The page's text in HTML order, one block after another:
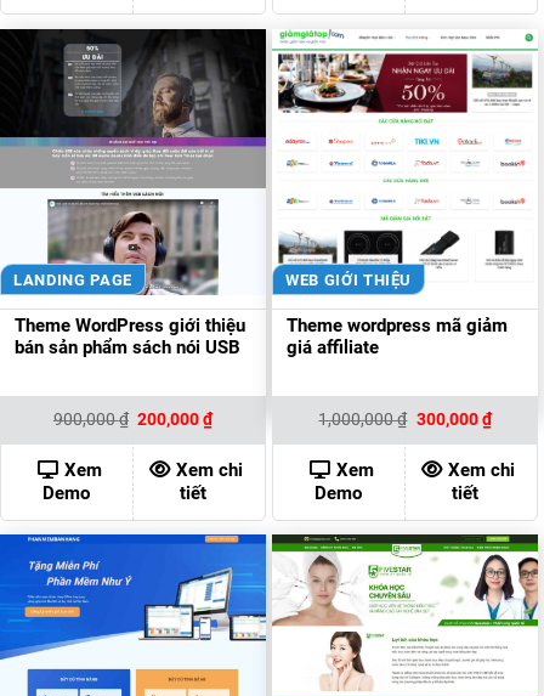
LANDING PAGE
Theme WordPress giới thiệu
bán sản phẩm sách nói USB
900,000₫ Giá
gốc
là:
900,000 ₫.
200,000₫Giá
hiện
tại
là:
200,000 ₫.
Xem
Demo
Xem chi
tiết
WEB GIỚI THIỆU
Theme wordpress mã giảm
giá affiliate
1,000,000₫ Giá
gốc
là:
1,000,000 ₫.
300,000₫Giá
hiện
tại
là:
Xem
Demo
Xem chi
tiết